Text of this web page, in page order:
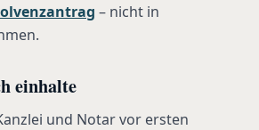
– nicht in
einhalte
und Notar vor ersten